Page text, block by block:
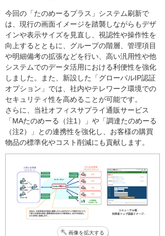
今回の「たのめーるプラス」システム刷新で
は、現行の画面イメージを踏襲しながらもデザ
インや表示サイズを見直し、視認性や操作性を
向上するとともに、グループの階層、管理項目
や明細備考の拡張などを行い、高い汎用性や他
システムでのデータ活用における利便性を強化
しました。また、新設した「グローバルIP認証
オプション」では、社内やテレワーク環境での
セキュリティ性を高めることが可能です。
さらに、当社オフィスサプライ通販サービス
「MAたのめーる（注1）」や「調達たのめーる
（注2）」との連携性を強化し、お客様の購買
物品の標準化やコスト削減にも貢献します。
画像を拡大する